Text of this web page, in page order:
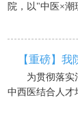
院，以"中医×潮
【重磅】我
为贯彻落实
中西医结合人才